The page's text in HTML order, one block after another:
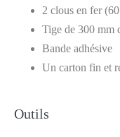
2 clous en fer
Tige de 300 mm
Bande adhésive
Un carton fin et
Outils